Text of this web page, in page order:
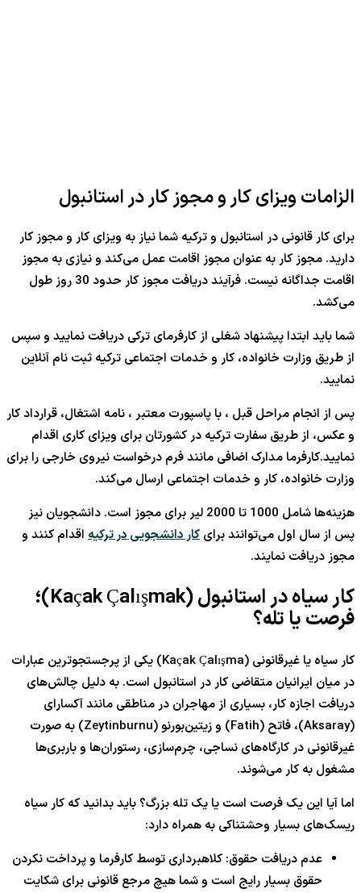
الزامات ویزای کار و مجوز کار در استانبول
برای کار قانونی در استانبول و ترکیه شما نیاز به ویزای کار و مجوز کار
دارید. مجوز کار به عنوان مجوز اقامت عمل می‌کند و نیازی به مجوز
اقامت جداگانه نیست. فرآیند دریافت مجوز کار حدود 30 روز طول
می‌کشد.
شما باید ابتدا پیشنهاد شغلی از کارفرمای ترکی دریافت نمایید و سپس
از طریق وزارت خانواده، کار و خدمات اجتماعی ترکیه ثبت نام آنلاین
نمایید.
پس از انجام مراحل قبل ، با پاسپورت معتبر ، نامه اشتغال، قرارداد کار
و عکس، از طریق سفارت ترکیه در کشورتان برای ویزای کاری اقدام
نمایید.کارفرما مدارک اضافی مانند فرم درخواست نیروی خارجی را برای
وزارت خانواده، کار و خدمات اجتماعی ارسال می‌کند.
هزینه‌ها شامل 1000 تا 2000 لیر برای مجوز است. دانشجویان نیز
پس از سال اول می‌توانند برای کار دانشجویی در ترکیه اقدام کنند و
مجوز دریافت نمایند.
کار سیاه در استانبول (Kaçak Çalışmak)؛
فرصت یا تله؟
کار سیاه یا غیرقانونی (Kaçak Çalışma) یکی از پرجستجوترین عبارات
در میان ایرانیان متقاضی کار در استانبول است. به دلیل چالش‌های
دریافت اجازه کار، بسیاری از مهاجران در مناطقی مانند آکسارای
(Aksaray)، فاتح (Fatih) و زیتین‌بورنو (Zeytinburnu) به صورت
غیرقانونی در کارگاه‌های نساجی، چرم‌سازی، رستوران‌ها و باربری‌ها
مشغول به کار می‌شوند.
اما آیا این یک فرصت است یا یک تله بزرگ؟ باید بدانید که کار سیاه
ریسک‌های بسیار وحشتناکی به همراه دارد:
عدم دریافت حقوق: کلاهبرداری توسط کارفرما و پرداخت نکردن
حقوق بسیار رایج است و شما هیچ مرجع قانونی برای شکایت